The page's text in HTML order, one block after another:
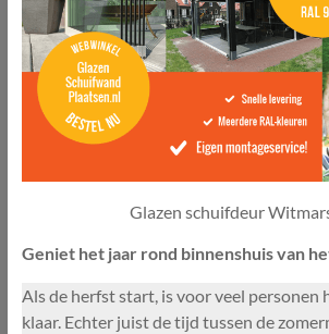
Glazen schuifdeur
Geniet het jaar rond binnenshuis van
Als de herfst start, is voor veel personen
klaar. Echter juist de tijd tussen de